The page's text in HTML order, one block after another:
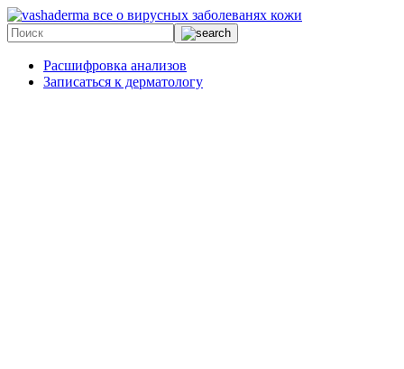
все о вирусных заболеванях кожи
Расшифровка анализов
Записаться к дерматологу